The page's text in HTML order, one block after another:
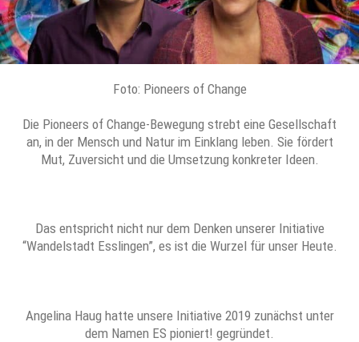
Foto: Pioneers of Change
Die Pioneers of Change-Bewegung strebt eine Gesellschaft
an, in der Mensch und Natur im Einklang leben. Sie fördert
Mut, Zuversicht und die Umsetzung konkreter Ideen.
Das entspricht nicht nur dem Denken unserer Initiative
“Wandelstadt Esslingen”, es ist die Wurzel für unser Heute.
Angelina Haug hatte unsere Initiative 2019 zunächst unter
dem Namen ES pioniert! gegründet.